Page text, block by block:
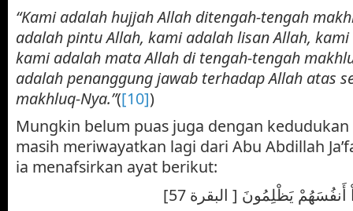
“Kami adalah hujjah Allah ditengah-tengah
adalah pintu Allah, kami adalah lisan Allah,
kami adalah mata Allah di tengah-tengah
adalah penanggung jawab terhadap Allah atas
makhluq-Nya.”([10])
Mungkin belum puas juga dengan
masih meriwayatkan lagi dari Abu Abdillah
ia menafsirkan ayat berikut:
يَظْلِمُونَ [ البقرة 57